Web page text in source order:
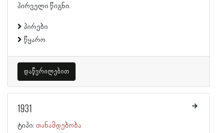
პირველი წიგნი.
პირები
წყარო
დაწვრილებით
1931
ტიპი: თანამდებობა